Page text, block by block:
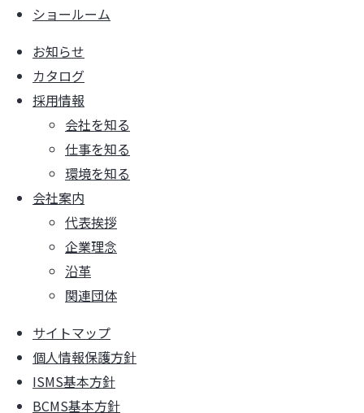
ショールーム
お知らせ
カタログ
採用情報
会社を知る
仕事を知る
環境を知る
会社案内
代表挨拶
企業理念
沿革
関連団体
サイトマップ
個人情報保護方針
ISMS基本方針
BCMS基本方針